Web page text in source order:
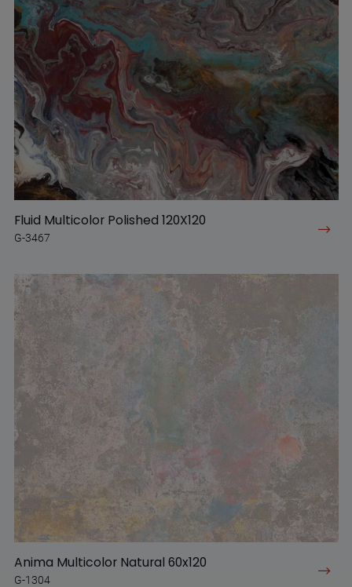
Fluid Multicolor Polished 120X120
G-3467
Anima Multicolor Natural 60x120
G-1304